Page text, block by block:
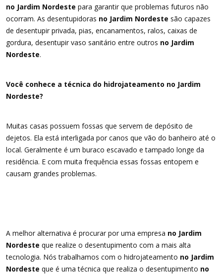
no Jardim Nordeste para garantir que problemas futuros não
ocorram. As desentupidoras no Jardim Nordeste são capazes
de desentupir privada, pias, encanamentos, ralos, caixas de
gordura, desentupir vaso sanitário entre outros no Jardim
Nordeste.
Você conhece a técnica do hidrojateamento no Jardim
Nordeste?
Muitas casas possuem fossas que servem de depósito de
dejetos. Ela está interligada por canos que vão do banheiro até o
local. Geralmente é um buraco escavado e tampado longe da
residência. E com muita frequência essas fossas entopem e
causam grandes problemas.
A melhor alternativa é procurar por uma empresa no Jardim
Nordeste que realize o desentupimento com a mais alta
tecnologia. Nós trabalhamos com o hidrojateamento no Jardim
Nordeste que é uma técnica que realiza o desentupimento no